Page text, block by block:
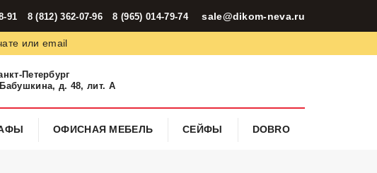
91 8 (812) 362-07-96 8 (965) 014-79-74 sale@dikom-neva.ru
или email
Петербург
д. 48, лит. А
ОФИСНАЯ МЕБЕЛЬ СЕЙФЫ DOBRO